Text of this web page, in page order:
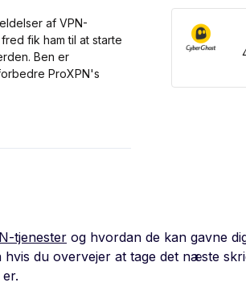
af VPN-
fik ham til at starte
Ben er
ProXPN's
tjenesterog hvordan de kan gavne
du overvejer at tage det næste